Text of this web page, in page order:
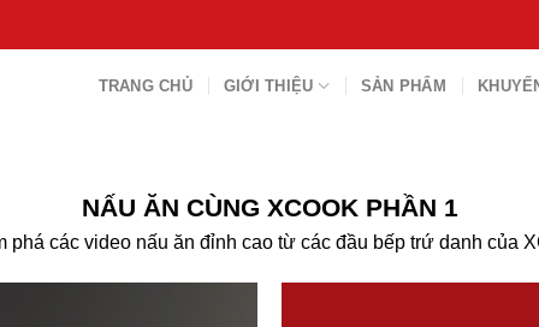
TRANG CHỦ GIỚI THIỆU SẢN PHẨM
NẤU ĂN CÙNG XCOOK PHẦN 1
phá các video nấu ăn đỉnh cao từ các đầu bếp trứ danh của